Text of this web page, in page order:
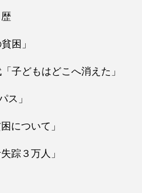
困」
子どもはどこへ消えた」
ス」
について」
踪３万人」